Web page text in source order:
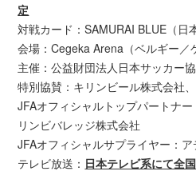
定
対戦カード：SAMURAI BLUE（日
会場：Cegeka Arena（ベルギー／
主催：公益財団法人日本サッカー
特別協賛：キリンビール株式会社
JFAオフィシャルトップパートナ
リンビバレッジ株式会社
JFAオフィシャルサプライヤー：
テレビ放送： 日本テレビ系にて全